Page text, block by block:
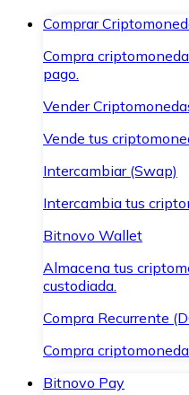
Comprar
Compra
pago.
Vender
Vende tus
Intercambiar (Swap)
Intercambia tus
Bitnovo Wallet
Almacena tus
custodiada.
Compra Recurrente
Compra
Bitnovo Pay